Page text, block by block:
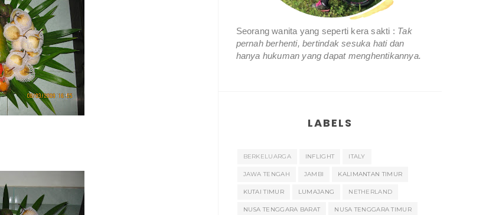
Seorang wanita yang seperti kera sakti : Tak
pernah berhenti, bertindak sesuka hati dan
hanya hukuman yang dapat menghentikannya.
LABELS
BERKELUARGA INFLIGHT ITALY
JAWA TENGAH JAMBI KALIMANTAN TIMUR
KUTAI TIMUR LUMAJANG NETHERLAND
NUSA TENGGARA BARAT NUSA TENGGARA TIMUR